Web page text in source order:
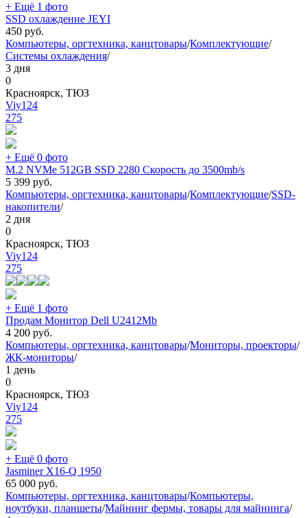
+ Ещё 1 фото
SSD охлаждение JEYI
450 руб.
Компьютеры, оргтехника, канцтовары/Комплектующие/
Системы охлаждения/
3 дня
0
Красноярск, ТЮЗ
Viy124
275
+ Ещё 0 фото
M.2 NVMe 512GB SSD 2280 Скорость до 3500mb/s
5 399 руб.
Компьютеры, оргтехника, канцтовары/Комплектующие/SSD-
накопители/
2 дня
0
Красноярск, ТЮЗ
Viy124
275
+ Ещё 1 фото
Продам Монитор Dell U2412Mb
4 200 руб.
Компьютеры, оргтехника, канцтовары/Мониторы, проекторы/
ЖК-мониторы/
1 день
0
Красноярск, ТЮЗ
Viy124
275
+ Ещё 0 фото
Jasminer X16-Q 1950
65 000 руб.
Компьютеры, оргтехника, канцтовары/Компьютеры,
ноутбуки, планшеты/Майнинг фермы, товары для майнинга/